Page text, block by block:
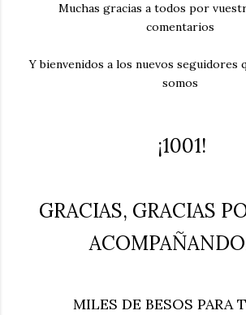
Muchas gracias a todos por
comentarios
Y bienvenidos a los nuevos seguidores
somos
¡1001!
GRACIAS, GRACIAS
MILES DE BESOS PARA